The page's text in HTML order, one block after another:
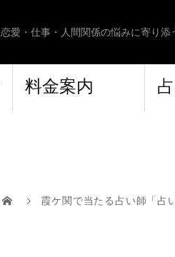
恋愛・仕事・人間関係の悩みに寄り添
料金案内
霞ケ関で当たる占い師「占